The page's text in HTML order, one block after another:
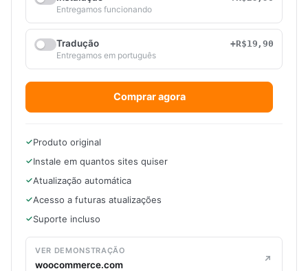
Entregamos funcionando
Tradução
+R$19,90
Entregamos em português
Comprar agora
Produto original
Instale em quantos sites quiser
Atualização automática
Acesso a futuras atualizações
Suporte incluso
VER DEMONSTRAÇÃO
woocommerce.com